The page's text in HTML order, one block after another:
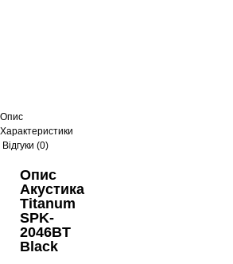
Опис
Характеристики
Відгуки (0)
Опис
Акустика
Titanum
SPK-
2046BT
Black